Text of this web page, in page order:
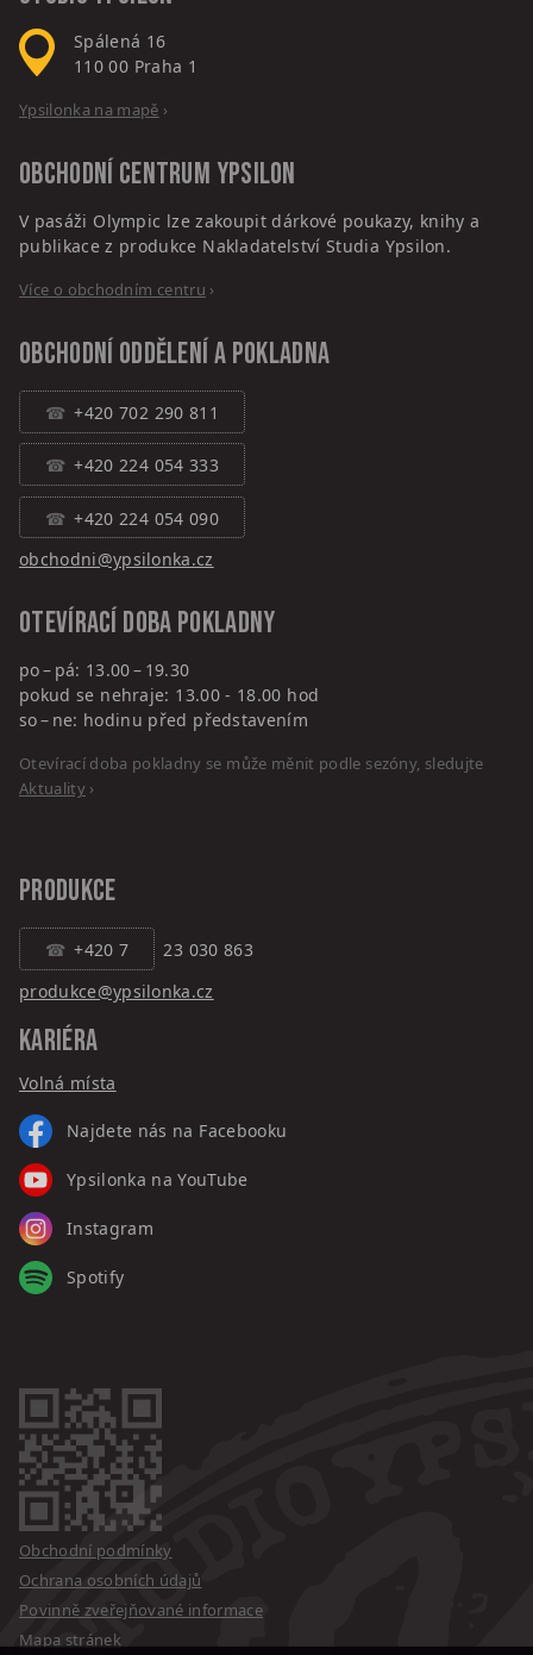
Spálená 16
110 00 Praha 1
Ypsilonka na mapě ›
Obchodní centrum Ypsilon
V pasáži Olympic lze zakoupit dárkové poukazy, knihy a
publikace z produkce Nakladatelství Studia Ypsilon.
Více o obchodním centru ›
Obchodní oddělení a pokladna
+420 702 290 811
+420 224 054 333
+420 224 054 090
obchodni@ypsilonka.cz
Otevírací doba pokladny
po – pá: 13.00 – 19.30
pokud se nehraje: 13.00 - 18.00 hod
so – ne: hodinu před představením
Otevírací doba pokladny se může měnit podle sezóny, sledujte
Aktuality›
PRODUKCE
+420 7
23 030 863
produkce@ypsilonka.cz
KARIÉRA
Volná místa
Najdete nás na Facebooku
Ypsilonka na YouTube
Instagram
Spotify
Obchodní podmínky
Ochrana osobních údajů
Povinně zveřejňované informace
Mapa stránek